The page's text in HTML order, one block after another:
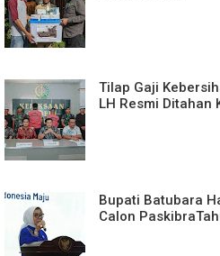
Tilap Gaji
LH Resmi Ditahan
Bupati Batubara
Calon